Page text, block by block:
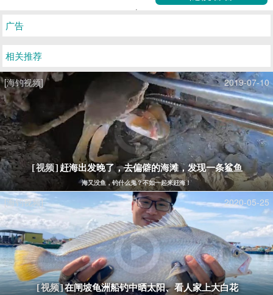
广告
相关推荐
[海钓视频] 2019-07-10
[视频] 赶海出发晚了，去偏僻的海滩，发现一条鲨鱼
海又没鱼，钓什么鬼？不如一起来赶海！
[海钓视频] 2020-05-25
[视频]在闸坡龟洲船钓中晒太阳、看人家上大白花